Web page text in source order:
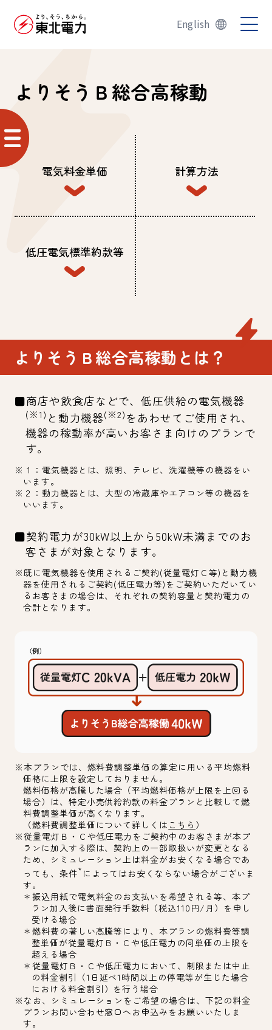
English
よりそうＢ総合高稼動
電気料金単価 計算方法
低圧電気標準約款等
よりそうＢ総合高稼動とは？
■商店や飲食店などで、低圧供給の電気機器
(※1) と動力機器(※2)をあわせてご使用され、
機器の稼動率が高いお客さま向けのプランで
す。
※１：電気機器とは、照明、テレビ、洗濯機等の機器をい
います。
※２：動力機器とは、大型の冷蔵庫やエアコン等の機器を
いいます。
■契約電力が30kW以上から50kW未満までのお
客さまが対象となります。
※既に電気機器を使用されるご契約(従量電灯Ｃ等)と動力機
器を使用されるご契約(低圧電力等)をご契約いただいてい
るお客さまの場合は、それぞれの契約容量と契約電力の
合計となります。
※本プランでは、燃料費調整単価の算定に用いる平均燃料
価格に上限を設定しておりません。
燃料価格が高騰した場合（平均燃料価格が上限を上回る
場合）は、特定小売供給約款の料金プランと比較して燃
料費調整単価が高くなります。
（燃料費調整単価について詳しくは こちら ）
※従量電灯Ｂ・Ｃや低圧電力をご契約中のお客さまが本プ
ランに加入する際は、契約上の一部取扱いが変更となる
ため、シミュレーション上は料金がお安くなる場合であ
っても、条件* によってはお安くならない場合がございま
す。
＊振込用紙で電気料金のお支払いを希望される等、本プ
ラン加入後に書面発行手数料（税込110円/月）を申し
受ける場合
＊燃料費の著しい高騰等により、本プランの燃料費等調
整単価が従量電灯Ｂ・Ｃや低圧電力の同単価の上限を
超える場合
＊従量電灯Ｂ・Ｃや低圧電力において、制限または中止
の料金割引（1日延べ1時間以上の停電等が生じた場合
における料金割引）を行う場合
※なお、シミュレーションをご希望の場合は、下記の料金
プランお問い合わせ窓口へお申込みをお願いいたしま
す。